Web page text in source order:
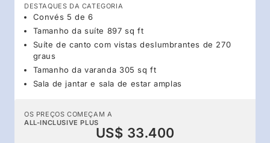
DESTAQUES DA CATEGORIA
Convés 5 de 6
Tamanho da suíte 897 sq ft
Suíte de canto com vistas deslumbrantes de 270
graus
Tamanho da varanda 305 sq ft
Sala de jantar e sala de estar amplas
OS PREÇOS COMEÇAM A
ALL-INCLUSIVE PLUS
US$ 33.400